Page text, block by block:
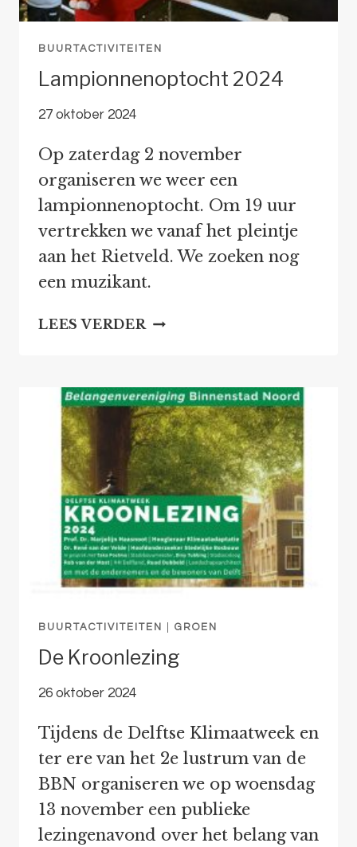
BUURTACTIVITEITEN
Lampionnenoptocht 2024
27 oktober 2024
Op zaterdag 2 november
organiseren we weer een
lampionnenoptocht. Om 19 uur
vertrekken we vanaf het pleintje
aan het Rietveld. We zoeken nog
een muzikant.
LEES VERDER LAMPIONNENOPTOCHT
BUURTACTIVITEITEN GROEN
De Kroonlezing
26 oktober 2024
Tijdens de Delftse Klimaatweek en
ter ere van het 2e lustrum van de
BBN organiseren we op woensdag
13 november een publieke
lezingenavond over het belang van